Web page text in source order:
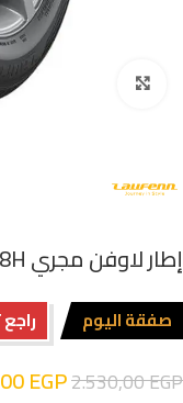
إطار لاوفن مجري LAUFENN 185/65R15 88H
صفقة اليوم
2.530,00EGP
EGP